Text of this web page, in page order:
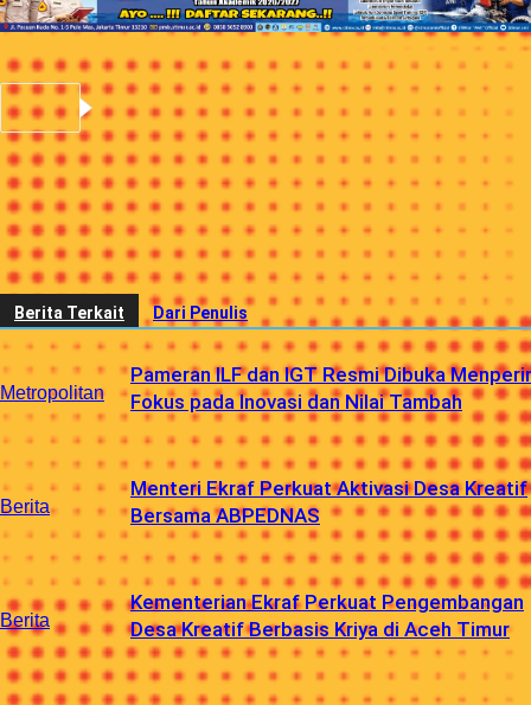
Berita Sebelumnya Lima Tips Membersihkan Jaket Hujan
Tanpa Merusak Daya Anti-Airnya
Berita Berikutnya Barongsai dan Menu Spesial Meriahkan
Imlek di Millennium Hotel Sirih Jakarta
Berita Terkait Dari Penulis
Metropolitan
Pameran ILF dan IGT Resmi Dibuka
Fokus pada Inovasi dan Nilai Tambah
Berita
Menteri Ekraf Perkuat Aktivasi Desa Kreatif
Bersama ABPEDNAS
Berita
Kementerian Ekraf Perkuat Pengembangan
Desa Kreatif Berbasis Kriya di Aceh Timur